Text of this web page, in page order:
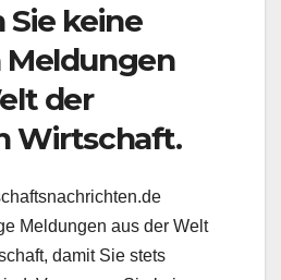
Sie keine
der
Wirtschaft.
Meldungen aus der Welt
damit Sie stets